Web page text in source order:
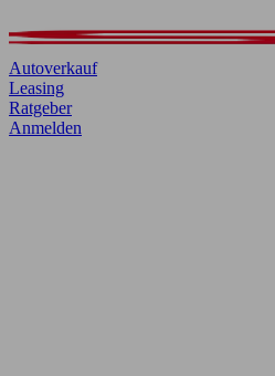
Autoverkauf
Leasing
Ratgeber
Anmelden